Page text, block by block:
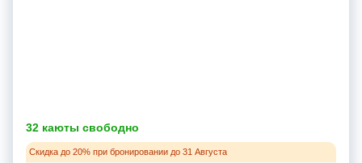
32 каюты свободно
Скидка до 20% при бронировании до 31 Августа